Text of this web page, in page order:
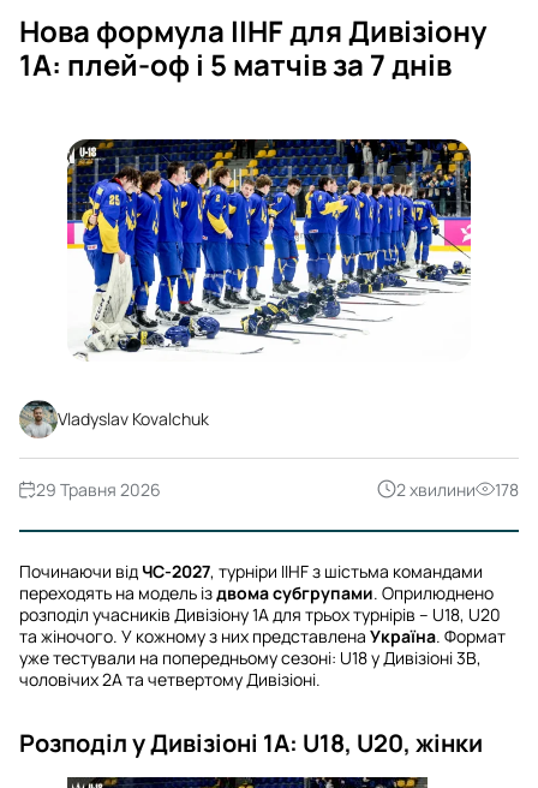
Нова формула IIHF для Дивізіону
1А: плей-оф і 5 матчів за 7 днів
Vladyslav Kovalchuk
2 хвилини 178
29 Травня 2026
Починаючи від ЧС-2027, турніри IIHF з шістьма командами
переходять на модель іздвома субгрупами. Оприлюднено
розподіл учасників Дивізіону 1А для трьох турнірів – U18, U20
та жіночого. У кожному з них представлена Україна. Формат
уже тестували на попередньому сезоні: U18 у Дивізіоні 3В,
чоловічих 2А та четвертому Дивізіоні.
Розподіл у Дивізіоні 1А: U18, U20, жінки